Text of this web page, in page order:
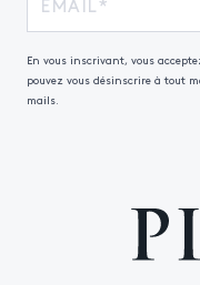
En vous inscrivant, vous
pouvez vous désinscrire à tout
mails.